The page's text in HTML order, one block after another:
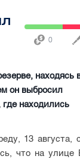
0
находясь
он выбросил
находились
13 августа,
что на улице